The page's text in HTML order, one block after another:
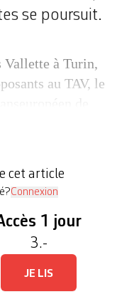
se poursuit.
Vallette à Turin,
au TAV, le
cet article
Connexion
1 jour
3.-
JE LIS